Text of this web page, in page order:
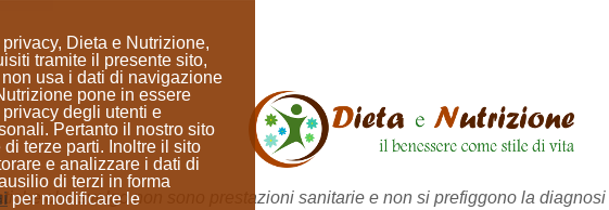
Dieta e Nutrizione,
tramite il presente sito,
non usa i dati di navigazione
pone in essere
degli utenti e
. Pertanto il nostro sito
terze parti. Inoltre il sito
e analizzare i dati di
di terzi in forma
per modificare le
che svolgo non sono prestazioni sanitarie e non si prefiggono la